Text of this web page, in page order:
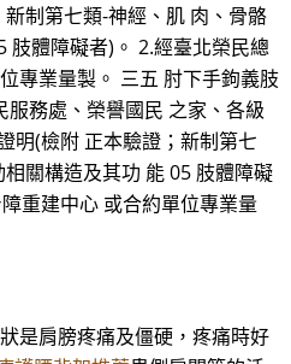
制第七類-神經、肌 肉、骨骼
肢體障礙者)。 2.經臺北榮民總
專業量製。 三五 肘下手鉤義肢
服務處、榮譽國民 之家、各級
明(檢附 正本驗證；新制第七
關構造及其功 能 05 肢體障礙
重建中心 或合約單位專業量
是肩膀疼痛及僵硬，疼痛時好